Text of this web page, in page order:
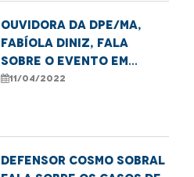
Ouvidora da DPE/MA,
Fabíola Diniz, fala
sobre o evento em
comemoração aos 10
11/04/2022
Defensor Cosmo Sobral